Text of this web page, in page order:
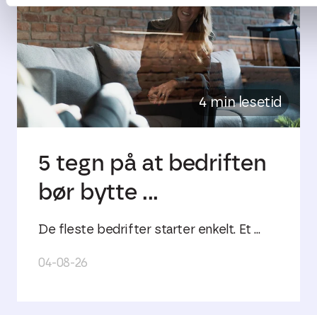
4 min lesetid
5 tegn på at bedriften
bør bytte ...
De fleste bedrifter starter enkelt. Et ...
04-08-26